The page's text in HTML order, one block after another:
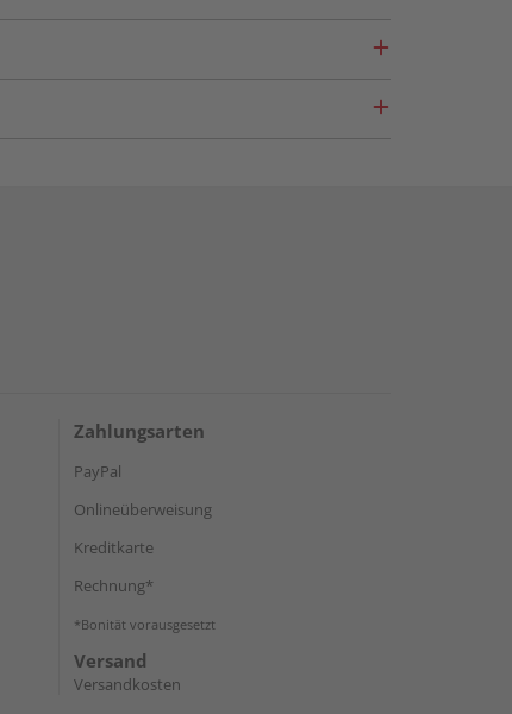
Zahlungsarten
PayPal
Onlineüberweisung
Kreditkarte
Rechnung*
*Bonität vorausgesetzt
Versand
Versandkosten